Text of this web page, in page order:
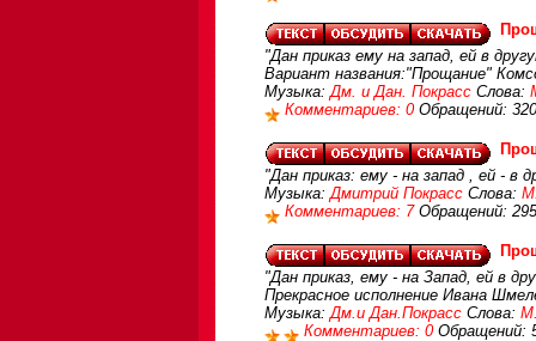
"Дан приказ ему на запад, ей в
Вариант названия:"Прощание"
Музыка:Дм. и Дан. Покрасс Слова:
Комментариев: 0 Обращений:
"Дан приказ: ему - на запад , ей - в
Музыка:Дмитрий Покрасс Слова:
Комментариев: 7 Обращений:
"Дан приказ, ему - на Запад, ей в
Прекрасное исполнение Ивана
Музыка:Дм.и Дан.Покрасс Слова:
Комментариев: 0 Обращений: